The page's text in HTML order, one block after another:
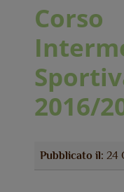
Corso
2016/
Pubblicato il: 24